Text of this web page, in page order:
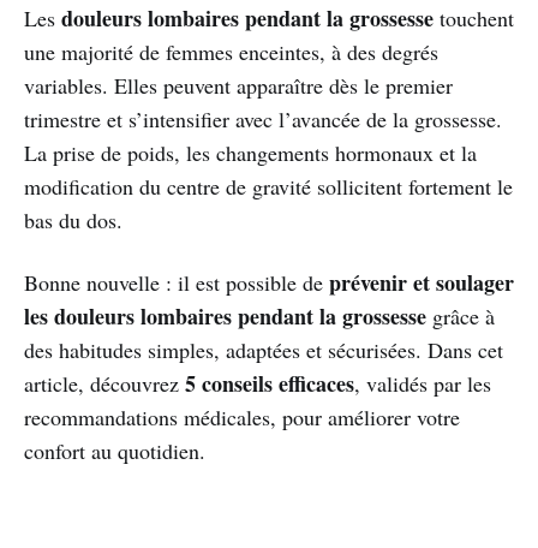
Les douleurs lombaires pendant la grossesse touchent
une majorité de femmes enceintes, à des degrés
variables. Elles peuvent apparaître dès le premier
trimestre et s’intensifier avec l’avancée de la grossesse.
La prise de poids, les changements hormonaux et la
modification du centre de gravité sollicitent fortement le
bas du dos.
Bonne nouvelle : il est possible de prévenir et soulager
les douleurs lombaires pendant la grossesse grâce à
des habitudes simples, adaptées et sécurisées. Dans cet
article, découvrez 5 conseils efficaces, validés par les
recommandations médicales, pour améliorer votre
confort au quotidien.